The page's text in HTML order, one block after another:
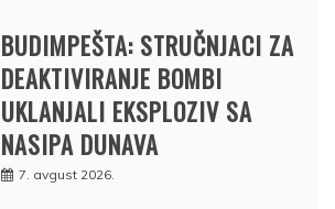
BUDIMPEŠTA: STRUČNJACI ZA
DEAKTIVIRANJE BOMBI
UKLANJALI EKSPLOZIV SA
NASIPA DUNAVA
7. avgust 2026.